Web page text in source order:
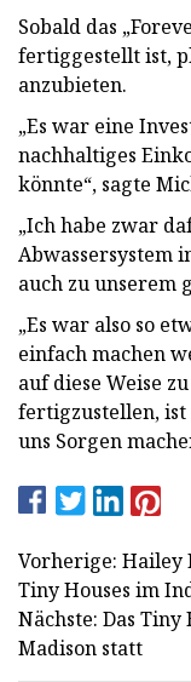
Sobald das
fertiggestellt ist,
anzubieten.
„Es war eine
nachhaltiges
könnte“, sagte
„Ich habe zwar
Abwassersystem
auch zu unserem
„Es war also so
einfach machen
auf diese Weise
fertigzustellen, ist
uns Sorgen
Vorherige: Hailey
Tiny Houses im
Nächste: Das
Madison statt